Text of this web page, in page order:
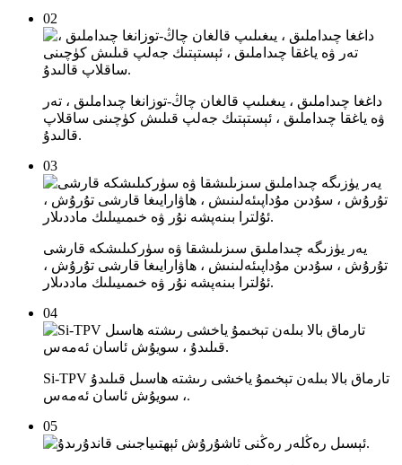
02
داغغا چىداملىق ، يىغىلىپ قالغان چاڭ-توزانغا چىداملىق ، تەر
ۋە ياغقا چىداملىق ، ئېستېتىك جەلپ قىلىش كۈچىنى ساقلاپ
قالىدۇ.
03
يەر يۈزىگە چىداملىق سىزىلىشقا ۋە سۈركىلىشكە قارشى
تۇرۇش ، سۇدىن مۇداپىئەلىنىش ، ھاۋارايىغا قارشى تۇرۇش ،
ئۇلترا بىنەپشە نۇر ۋە خىمىيىلىك ماددىلار.
04
Si-TPV تارماق بالا بىلەن تېخىمۇ ياخشى رىشتە ھاسىل قىلىدۇ
، سويۇش ئاسان ئەمەس.
05